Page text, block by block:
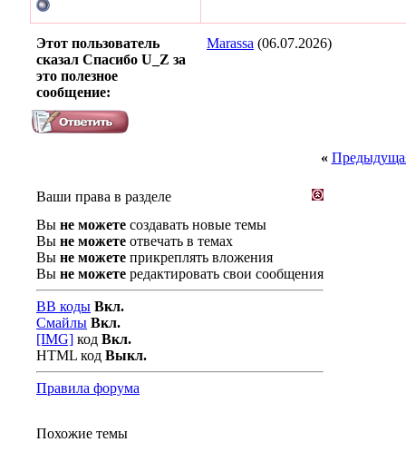
Этот пользователь
сказал Спасибо U_Z за
это полезное
сообщение:
Marassa (06.07.2026)
«
Ваши права в разделе
Вы не можете создавать новые темы
Вы не можете отвечать в темах
Вы не можете прикреплять вложения
Вы не можете редактировать свои сообщения
BB коды Вкл.
Смайлы Вкл.
[IMG] код Вкл.
HTML код Выкл.
Правила форума
Похожие темы